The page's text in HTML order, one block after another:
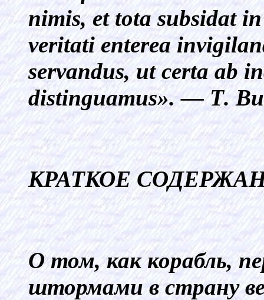
nimis, et tota subsidat
veritati enterea
servandus, ut certa ab
distinguamus». —Т.В
КРАТКОЕ
О том, как корабль,
штормами в страну